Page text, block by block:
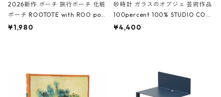
2026新作 ポーチ 旅行ポーチ 化粧
ポーチ ROOTOTE with ROO pou
ch 3532 ルートート WR.ポーチ.ラ
¥1,980
砂時計 ガラスのオブジェ 芸術作品
100percent 100% STUDIO COH
AKU Timeless 100パーセント ス
¥4,400